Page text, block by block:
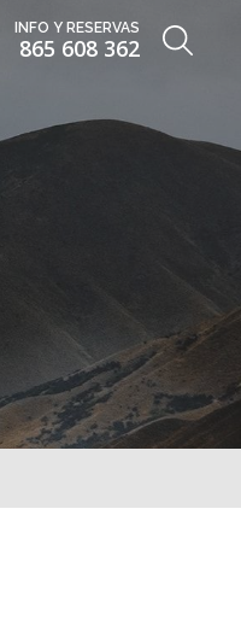
INFO Y RESERVAS
865 608 362